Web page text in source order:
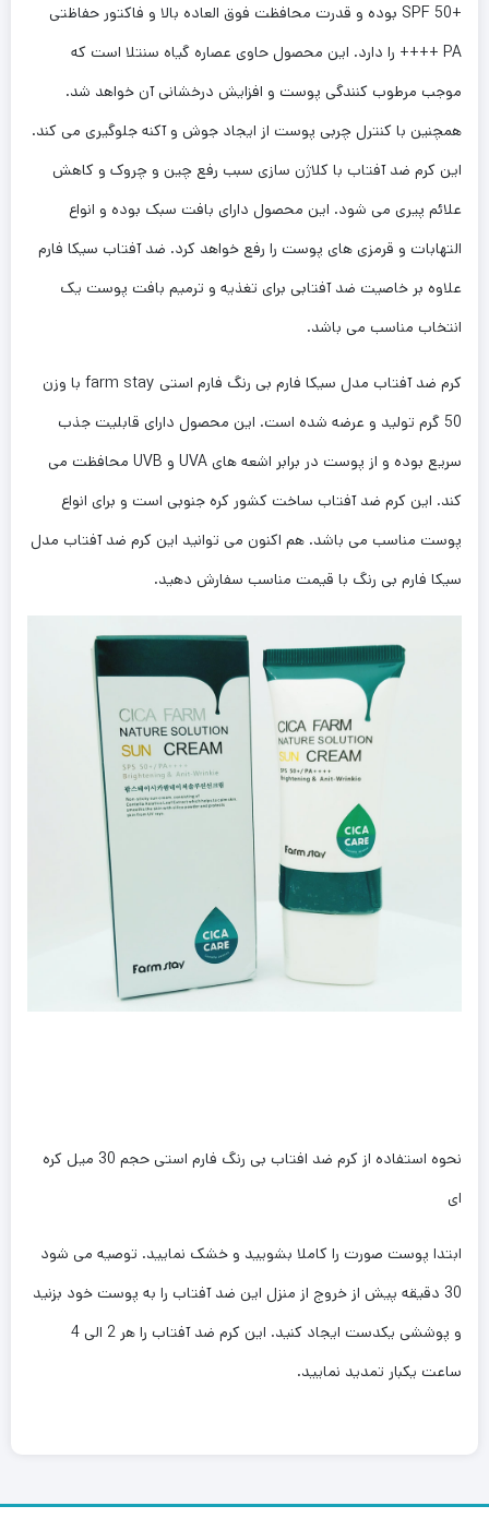
+SPF 50 بوده و قدرت محافظت فوق العاده بالا و فاکتور حفاظتی
PA ++++ را دارد. این محصول حاوی عصاره گیاه سنتلا است که
موجب مرطوب کنندگی پوست و افزایش درخشانی آن خواهد شد.
همچنین با کنترل چربی پوست از ایجاد جوش و آکنه جلوگیری می کند.
این کرم ضد آفتاب با کلاژن سازی سبب رفع چین و چروک و کاهش
علائم پیری می شود. این محصول دارای بافت سبک بوده و انواع
التهابات و قرمزی های پوست را رفع خواهد کرد. ضد آفتاب سیکا فارم
علاوه بر خاصیت ضد آفتابی برای تغذیه و ترمیم بافت پوست یک
انتخاب مناسب می باشد.
کرم ضد آفتاب مدل سیکا فارم بی رنگ فارم استی farm stay با وزن
50 گرم تولید و عرضه شده است. این محصول دارای قابلیت جذب
سریع بوده و از پوست در برابر اشعه های UVA و UVB محافظت می
کند. این کرم ضد آفتاب ساخت کشور کره جنوبی است و برای انواع
پوست مناسب می باشد. هم اکنون می توانید این کرم ضد آفتاب مدل
سیکا فارم بی رنگ با قیمت مناسب سفارش دهید.
نحوه استفاده از کرم ضد افتاب بی رنگ فارم استی حجم 30 میل کره
ای
ابتدا پوست صورت را کاملا بشویید و خشک نمایید. توصیه می شود
30 دقیقه پیش از خروج از منزل این ضد آفتاب را به پوست خود بزنید
و پوششی یکدست ایجاد کنید. این کرم ضد آفتاب را هر 2 الی 4
ساعت یکبار تمدید نمایید.